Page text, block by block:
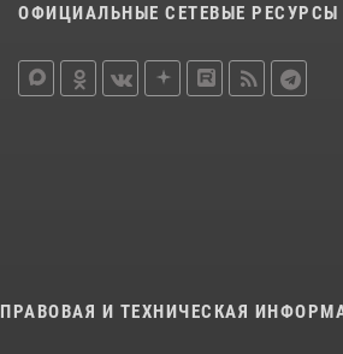
ОФИЦИАЛЬНЫЕ СЕТЕВЫЕ РЕСУРСЫ
ПРАВОВАЯ И ТЕХНИЧЕСКАЯ